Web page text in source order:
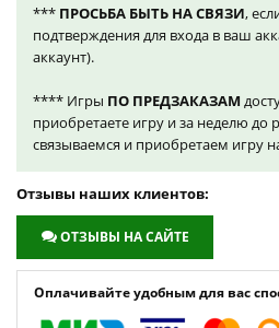
*** ПРОСЬБА БЫТЬ НА СВЯЗИ,
подтверждения для входа в ваш
аккаунт).
**** Игры ПО ПРЕДЗАКАЗАМ
приобретаете игру и за неделю до
связываемся и приобретаем игру
Отзывы наших клиентов:
ОТЗЫВЫ НА САЙТЕ
Оплачивайте удобным для вас